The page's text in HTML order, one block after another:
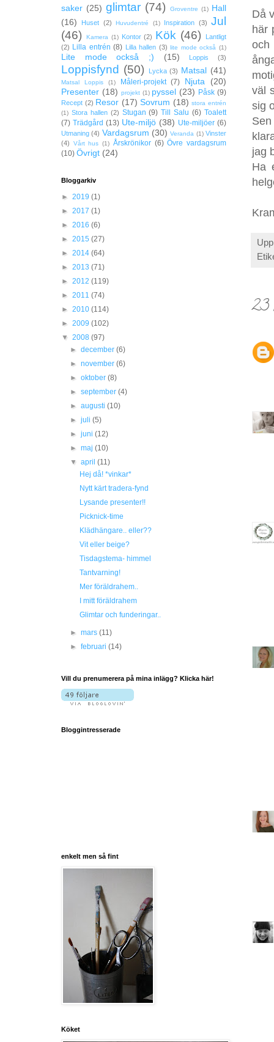
Då
här
och
väl
sig
jag
Ha
23
saker (25) glimtar (74) Groventre (1) Hall
(16)
Huset (2) Huvudentré (1) Inspiration (3) Jul
(46)
Kamera (1) Kontor (2) Kök (46)
Lantligt
(2) Lilla entrén (8) Lilla hallen (3) lite mode också (1)
Lite mode också ;) (15) Loppis (3)
Loppisfynd (50) Lycka (3) Matsal (41)
Matsal Loppis (1) Måleri-projekt (7) Njuta
(20)
Presenter (18) projekt (1) pyssel (23) Påsk (9)
Recept (2) Resor (17) Sovrum (18) stora entrén
(1) Stora hallen (2) Stugan (9) Till Salu (6) Toalett
(7) Trädgård (13) Ute-miljö (38) Ute-miljöer (6)
Utmaning (4) Vardagsrum (30) Veranda (1) Vinster
(4)
Vårt hus (1) Årskrönikor (6) Övre vardagsrum
(10) Övrigt (24)
Bloggarkiv
► 2019 (1)
► 2017 (1)
► 2016 (6)
► 2015 (27)
► 2014 (64)
► 2013 (71)
► 2012 (119)
► 2011 (74)
► 2010 (114)
► 2009 (102)
▼ 2008 (97)
►december(6)
►november(6)
►oktober(8)
►september(4)
►augusti(10)
►juli(5)
►juni(12)
►maj(10)
▼april(11)
Hej då! *vinkar*
Nytt kärt tradera-fynd
Lysande presenter!!
Picknick-time
Klädhängare.. eller??
Vit eller beige?
Tisdagstema- himmel
Tantvarning!
Mer föräldrahem..
I mitt föräldrahem
Glimtar och funderingar..
►mars(11)
►februari(14)
Vill du prenumerera på mina inlägg? Klicka här!
Bloggintresserade
enkelt men så fint
Köket